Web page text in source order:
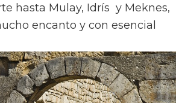
hasta Mulay, Idrís y Meknes,
encanto y con esencial